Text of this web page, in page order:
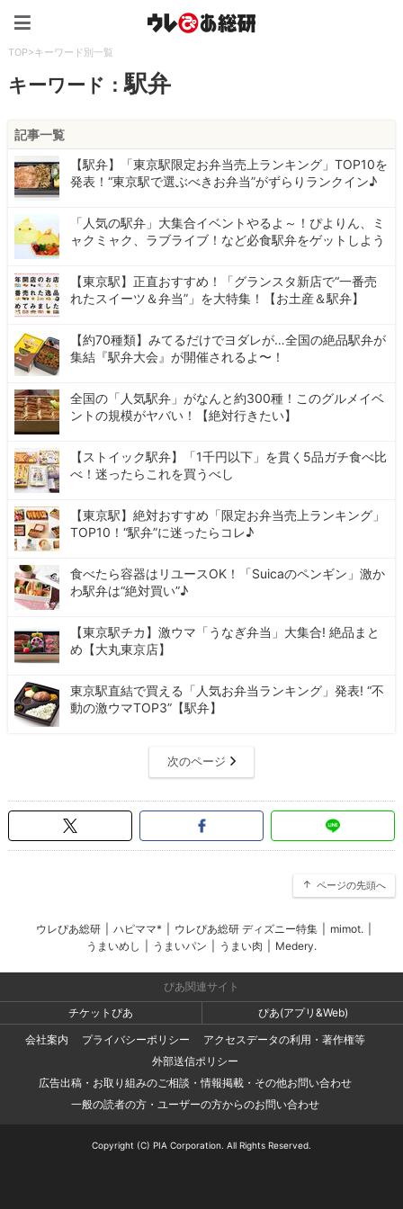
TOP>キーワード別一覧
キーワード：駅弁
記事一覧
【駅弁】「東京駅限定お弁当売上ランキング」TOP10を
発表！“東京駅で選ぶべきお弁当”がずらりランクイン♪
「人気の駅弁」大集合イベントやるよ～！ぴよりん、ミ
ャクミャク、ラブライブ！など必食駅弁をゲットしよう
【東京駅】正直おすすめ！「グランスタ新店で“一番売
れたスイーツ＆弁当”」を大特集！【お土産＆駅弁】
【約70種類】みてるだけでヨダレが…全国の絶品駅弁が
集結『駅弁大会』が開催されるよ〜！
全国の「人気駅弁」がなんと約300種！このグルメイベ
ントの規模がヤバい！【絶対行きたい】
【ストイック駅弁】「1千円以下」を貫く5品ガチ食べ比
べ！迷ったらこれを買うべし
【東京駅】絶対おすすめ「限定お弁当売上ランキング」
TOP10！“駅弁”に迷ったらコレ♪
食べたら容器はリユースOK！「Suicaのペンギン」激か
わ駅弁は“絶対買い”♪
【東京駅チカ】激ウマ「うなぎ弁当」大集合! 絶品まと
め【大丸東京店】
東京駅直結で買える「人気お弁当ランキング」発表! “不
動の激ウマTOP3”【駅弁】
次のページ
ページの先頭へ
ウレぴあ総研 ハピママ* ウレぴあ総研 ディズニー特集 mimot.
うまいめし
うまいパン うまい肉 Medery.
ぴあ関連サイト
チケットぴあ
ぴあ(アプリ&Web)
会社案内
プライバシーポリシー
アクセスデータの利用・著作権等
外部送信ポリシー
広告出稿・お取り組みのご相談・情報掲載・その他お問い合わせ
一般の読者の方・ユーザーの方からのお問い合わせ
Copyright (C) PIA Corporation. All Rights Reserved.